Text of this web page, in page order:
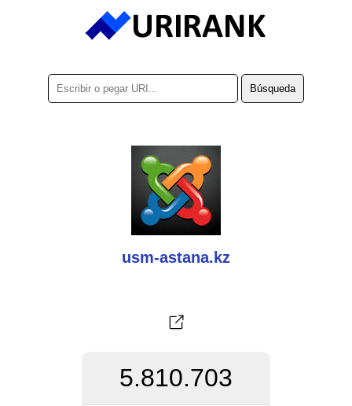
usm-astana.kz
5.810.703